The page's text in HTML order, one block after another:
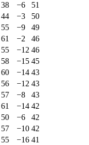
38 −6
51
44 −3
50
55 −9
49
61 −2
46
55 −12 46
58 −15 45
60 −14 43
56 −12 43
57 −8
43
61 −14 42
50 −6
42
57 −10 42
55 −16 41